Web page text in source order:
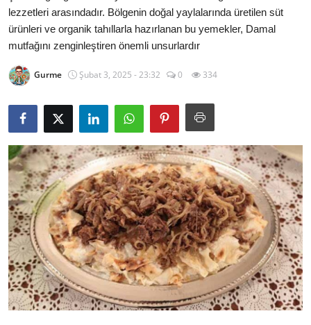
Helal Gıda & Dini Hükümler
Gıda Güvenliği & Bilimi
Kalori & Diyet Rehberi
Mutfak Püf Noktaları & İpuçları
Mekan & Lezzet Rotaları
Temel Gıda ve Ürün Rehberleri
İçecek Kültürü & Barista
Yöresel Tarifler & Ev Yemekleri
Gıda Güvenliği & Sağlık
İçecek Kültürü & Rehberleri
lezzetleri arasındadır. Bölgenin doğal yaylalarında üretilen süt
ürünleri ve organik tahıllarla hazırlanan bu yemekler, Damal
mutfağını zenginleştiren önemli unsurlardır
Gurme Şubat 3, 2025 - 23:32 0 334